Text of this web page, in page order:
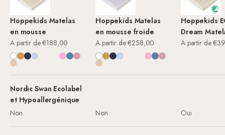
Hoppekids Matelas
en mousse
Prix de vente
A partir de €188,00
BlancAutumn Yellow
Bleu Patriot
Bleu Céruléen
Dream Blue
Gris Granit
Rose Mauve Morn
Rose Fuchsia
Bleu Orion
Pale Rose
Sable Frappé
Hoppekids Matelas
en mousse froide
Prix de vente
A partir de €258,00
BlancAutumn Yellow
Bleu Patriot
Bleu Céruléen
Dream Blue
Gris Granit
Rose Mauve Morn
Rose Fuchsia
Bleu Orion
Pale Rose
Sable Frappé
Hoppekids
Dream
Prix de vente
A partir de
Nordic Swan Ecolabel
et Hypoallergénique
Non
Non Oui